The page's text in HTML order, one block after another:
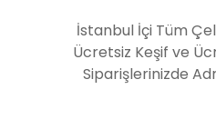
İstanbul İçi Tüm
Ücretsiz Keşif ve
Siparişlerinizde